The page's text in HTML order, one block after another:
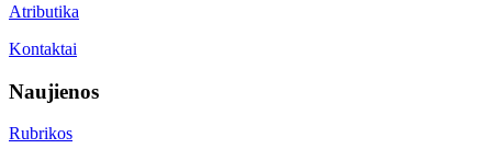
Atributika
Kontaktai
Naujienos
Rubrikos